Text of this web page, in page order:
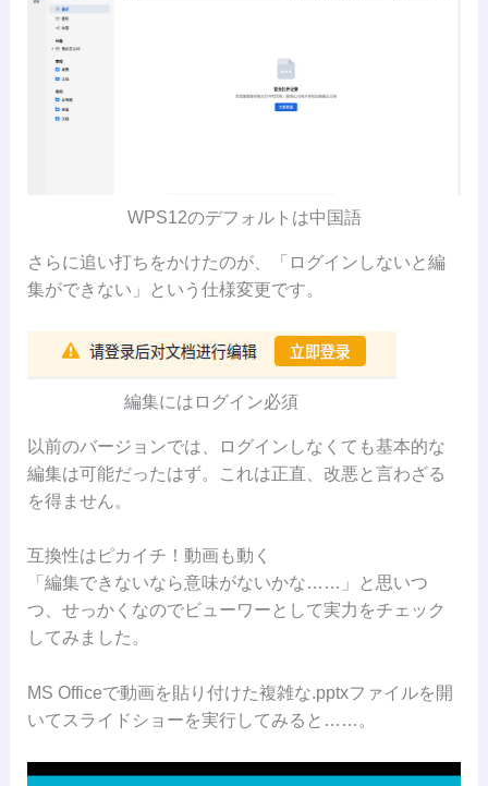
WPS12のデフォルトは中国語
さらに追い打ちをかけたのが、「ログインしないと編
集ができない」という仕様変更です。
編集にはログイン必須
以前のバージョンでは、ログインしなくても基本的な
編集は可能だったはず。これは正直、改悪と言わざる
を得ません。
互換性はピカイチ！動画も動く
「編集できないなら意味がないかな……」と思いつ
つ、せっかくなのでビューワーとして実力をチェック
してみました。
MS Officeで動画を貼り付けた複雑な.pptxファイルを開
いてスライドショーを実行してみると……。